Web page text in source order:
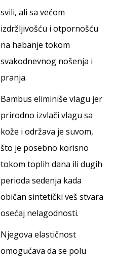
svili, ali sa većom
izdržljivošću i otpornošću
na habanje tokom
svakodnevnog nošenja i
pranja.
Bambus eliminiše vlagu jer
prirodno izvlači vlagu sa
kože i održava je suvom,
što je posebno korisno
tokom toplih dana ili dugih
perioda sedenja kada
običan sintetički veš stvara
osećaj nelagodnosti.
Njegova elastičnost
omogućava da se polu